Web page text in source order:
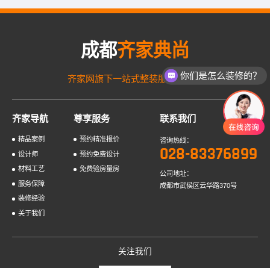
成都齐家典尚
齐家网旗下一站式整装服务品牌！
齐家导航
精品案例
设计师
材料工艺
服务保障
装修经验
关于我们
尊享服务
预约精准报价
预约免费设计
免费验房量房
联系我们
咨询热线：
028-83376899
公司地址：
成都市武侯区云华路370号
关注我们
你们是怎么装修的？